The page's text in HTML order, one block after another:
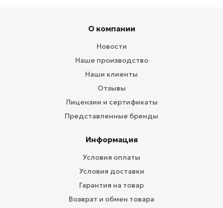
О компании
Новости
Наше производство
Наши клиенты
Отзывы
Лицензии и сертификаты
Представленные бренды
Информация
Условия оплаты
Условия доставки
Гарантия на товар
Возврат и обмен товара